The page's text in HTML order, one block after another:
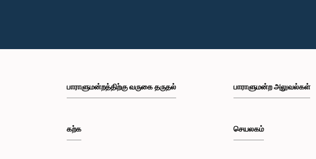
பாராளுமன்றத்திற்கு வருகை தருதல்
கற்க
பாராளுமன்ற அலுவல்கள்
செயலகம்